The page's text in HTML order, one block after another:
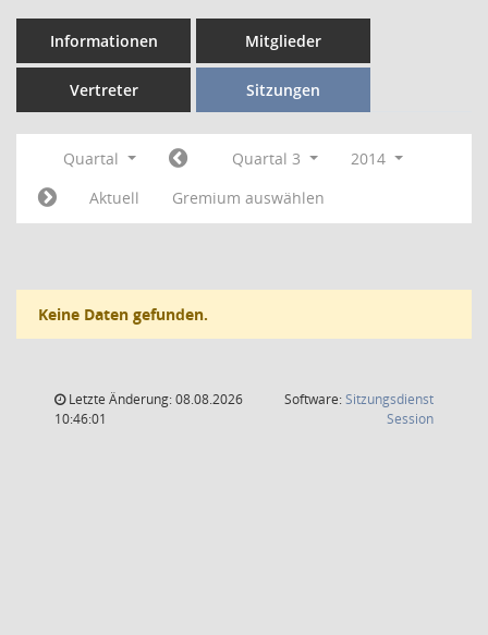
Informationen Mitglieder
Vertreter Sitzungen
Quartal Quartal 3
2014
Aktuell
Gremium auswählen
Keine Daten gefunden.
Letzte Änderung: 08.08.2026
10:46:01
Software:Sitzungsdienst
Session(Wird in